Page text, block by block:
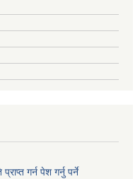
गर्न पेश गर्नु पर्ने